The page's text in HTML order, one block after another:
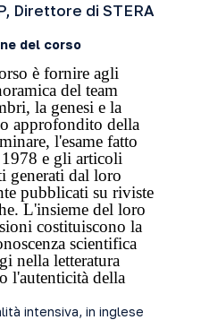
Direttore di STERA
del corso
è fornire agli
del team
la genesi e la
approfondito della
l'esame fatto
e gli articoli
generati dal loro
pubblicati su riviste
L'insieme del loro
costituiscono la
scientifica
nella letteratura
l'autenticità della
intensiva, in inglese